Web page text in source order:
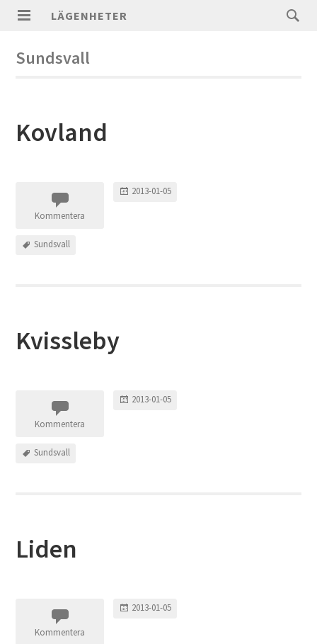
LÄGENHETER
Sundsvall
Kovland
Kommentera
2013-01-05
Sundsvall
Kvissleby
Kommentera
2013-01-05
Sundsvall
Liden
Kommentera
2013-01-05